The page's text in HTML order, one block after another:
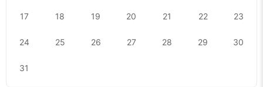
17 18 19 20 21 22 23
24 25 26 27 28 29 30
31